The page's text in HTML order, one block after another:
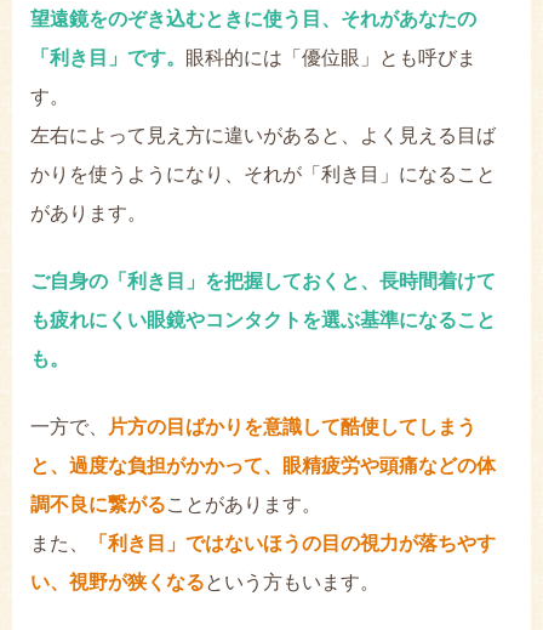
望遠鏡をのぞき込むときに使う目、それがあなたの
「利き目」です。
眼科的には「優位眼」とも呼びま
す。
左右によって見え方に違いがあると、よく見える目ば
かりを使うようになり、それが「利き目」になること
があります。
ご自身の「利き目」を把握しておくと、長時間着けて
も疲れにくい眼鏡やコンタクトを選ぶ基準になること
も。
一方で、
片方の目ばかりを意識して酷使してしまう
と、過度な負担がかかって、眼精疲労や頭痛などの体
調不良に繋がることがあります。
また、
「利き目」ではないほうの目の視力が落ちやす
い、視野が狭くなるという方もいます。